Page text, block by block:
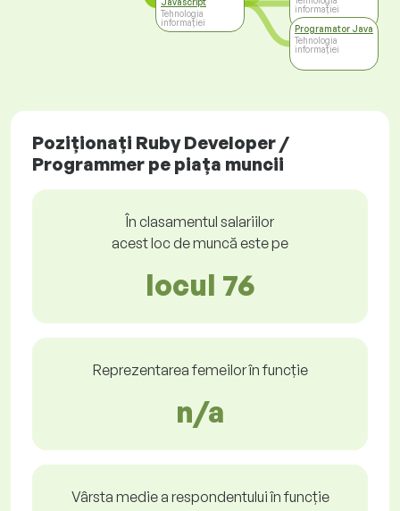
Tehnologia
informației
informației
Programator Java
Tehnologia
informației
Poziționați Ruby Developer /
Programmer pe piața muncii
În clasamentul salariilor
acest loc de muncă este pe
locul 76
Reprezentarea femeilor în funcție
n/a
Vârsta medie a respondentului în funcție